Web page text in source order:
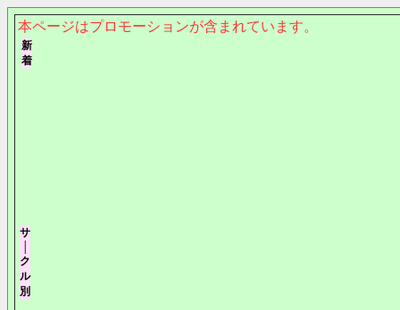
本ページはプロモーションが含まれています。